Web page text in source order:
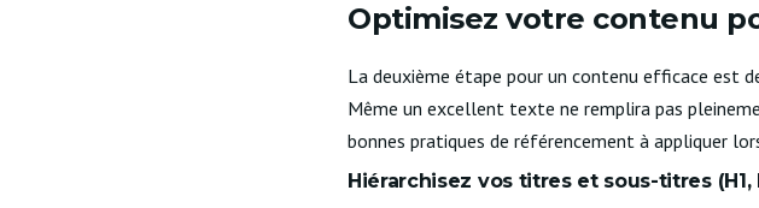
Optimisez votre contenu
La deuxième étape pour un contenu efficace est
Même un excellent texte ne remplira pas
bonnes pratiques de référencement à appliquer
Hiérarchisez vos titres et sous-titres (H1,